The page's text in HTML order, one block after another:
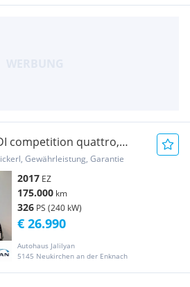
competition quattro,
Gewährleistung, Garantie
2017 EZ
175.000 km
326 PS (240 kW)
Autohaus Jalilyan
5145 Neukirchen an der Enknach
€ 26.990